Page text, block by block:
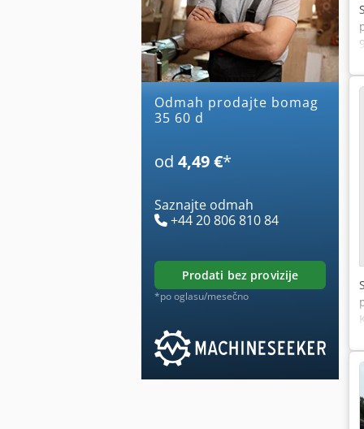
Odmah prodajte bomag
35 60 d
od 4,49 €*
Saznajte odmah
+44 20 806 810 84
prodati bez provizije
*po oglasu/mesečno